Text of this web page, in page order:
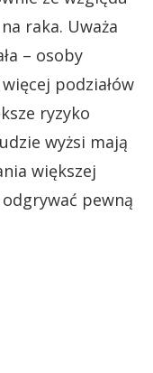
raka. Uważa
– osoby
podziałów
ryzyko
wyżsi mają
większej
pewną